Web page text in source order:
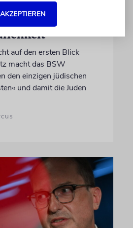
mit
auf den ersten Blick
macht das BSW
den einzigen jüdischen
und damit die Juden
AKZEPTIEREN